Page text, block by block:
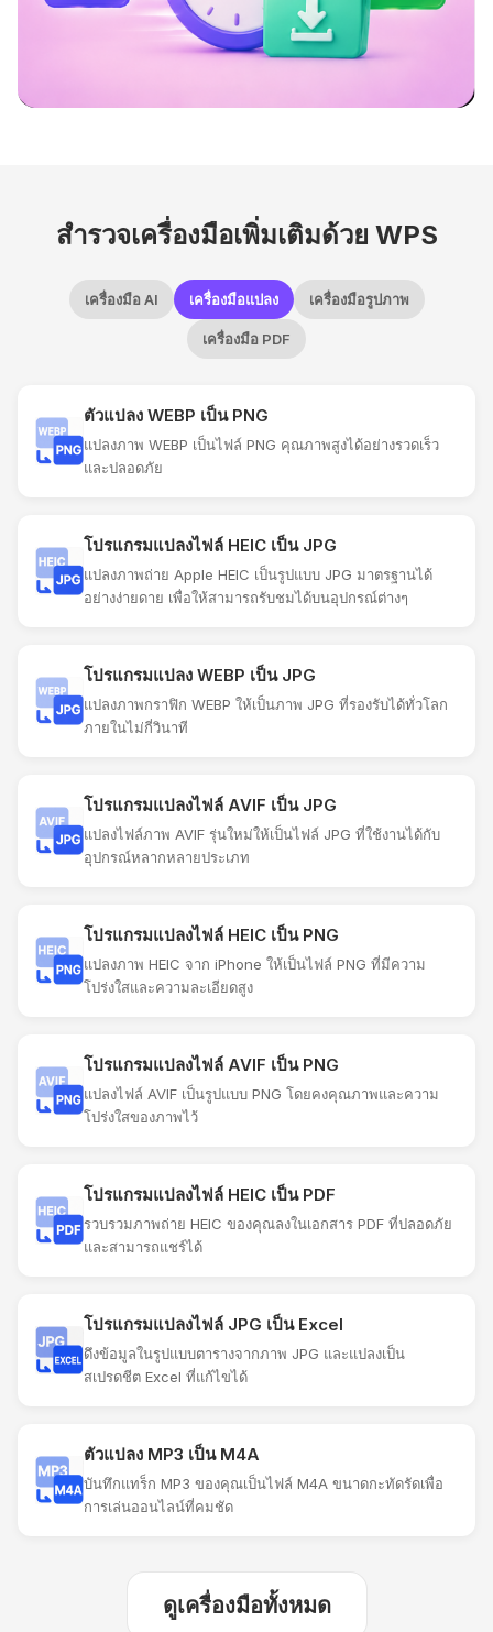
สำรวจเครื่องมือเพิ่มเติมด้วย WPS
เครื่องมือ AI เครื่องมือแปลง เครื่องมือรูปภาพ
เครื่องมือ PDF
ตัวแปลง WEBP เป็น PNG
แปลงภาพ WEBP เป็นไฟล์ PNG คุณภาพสูงได้อย่างรวดเร็ว
และปลอดภัย
โปรแกรมแปลงไฟล์ HEIC เป็น JPG
แปลงภาพถ่าย Apple HEIC เป็นรูปแบบ JPG มาตรฐานได้
อย่างง่ายดาย เพื่อให้สามารถรับชมได้บนอุปกรณ์ต่างๆ
โปรแกรมแปลง WEBP เป็น JPG
แปลงภาพกราฟิก WEBP ให้เป็นภาพ JPG ที่รองรับได้ทั่วโลก
ภายในไม่กี่วินาที
โปรแกรมแปลงไฟล์ AVIF เป็น JPG
แปลงไฟล์ภาพ AVIF รุ่นใหม่ให้เป็นไฟล์ JPG ที่ใช้งานได้กับ
อุปกรณ์หลากหลายประเภท
โปรแกรมแปลงไฟล์ HEIC เป็น PNG
แปลงภาพ HEIC จาก iPhone ให้เป็นไฟล์ PNG ที่มีความ
โปร่งใสและความละเอียดสูง
โปรแกรมแปลงไฟล์ AVIF เป็น PNG
แปลงไฟล์ AVIF เป็นรูปแบบ PNG โดยคงคุณภาพและความ
โปร่งใสของภาพไว้
โปรแกรมแปลงไฟล์ HEIC เป็น PDF
รวบรวมภาพถ่าย HEIC ของคุณลงในเอกสาร PDF ที่ปลอดภัย
และสามารถแชร์ได้
โปรแกรมแปลงไฟล์ JPG เป็น Excel
ดึงข้อมูลในรูปแบบตารางจากภาพ JPG และแปลงเป็น
สเปรดชีต Excel ที่แก้ไขได้
ตัวแปลง MP3 เป็น M4A
บันทึกแทร็ก MP3 ของคุณเป็นไฟล์ M4A ขนาดกะทัดรัดเพื่อ
การเล่นออนไลน์ที่คมชัด
ดูเครื่องมือทั้งหมด